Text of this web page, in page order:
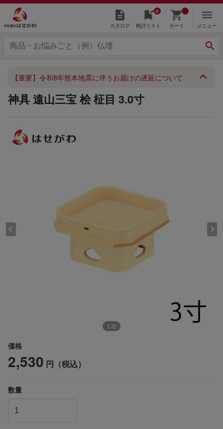
カタログ
0
検討リスト カート メニュー
【重要】令和8年熊本地震に伴うお届けの遅延について
神具 遠山三宝 桧 柾目 3.0寸
1/6
価格
2,530 円（税込）
数量